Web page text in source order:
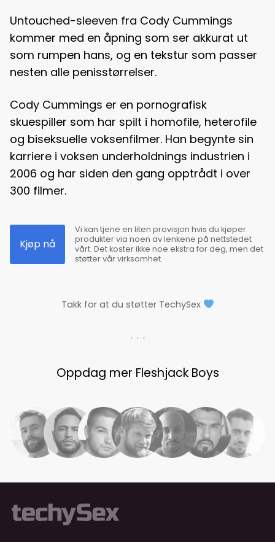
Untouched-sleeven fra Cody Cummings
kommer med en åpning som ser akkurat ut
som rumpen hans, og en tekstur som passer
nesten alle penisstørrelser.
Cody Cummings er en pornografisk
skuespiller som har spilt i homofile, heterofile
og biseksuelle voksenfilmer. Han begynte sin
karriere i voksen underholdnings industrien i
2006 og har siden den gang opptrådt i over
300 filmer.
Kjøp nå
Vi kan tjene en liten provisjon hvis du kjøper
produkter via noen av lenkene på nettstedet
vårt. Det koster ikke noe ekstra for deg, men det
støtter vår virksomhet.
Takk for at du støtter TechySex
. . .
Oppdag mer Fleshjack Boys